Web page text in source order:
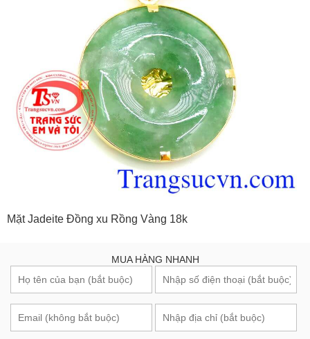
Mặt Jadeite Đồng xu Rồng Vàng 18k
MUA HÀNG NHANH